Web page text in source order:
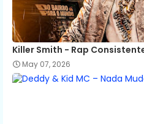
Killer Smith - Rap
May 07, 2026